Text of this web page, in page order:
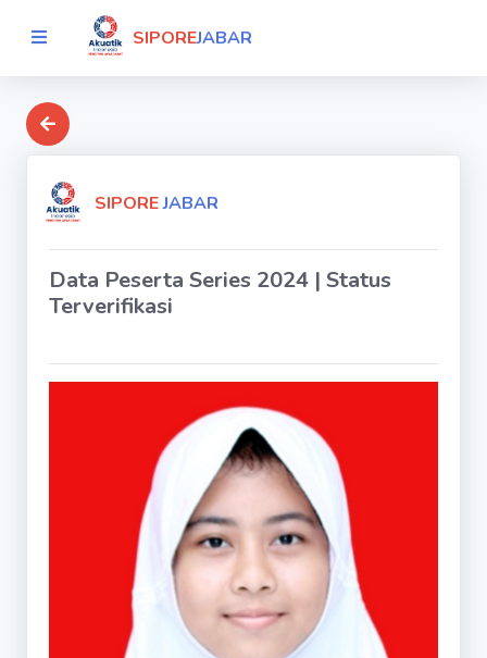
SIPOREJABAR
SIPOREJABAR
Data Peserta Series 2024 | Status
Terverifikasi